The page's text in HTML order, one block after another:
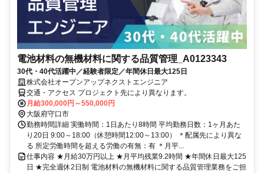
電池材料の無機材料に関する品質管理_A0123343
30代・40代活躍中／経験者限定／年間休日最大125日
株式会社オープンアップネクストエンジニア
交通・アクセス プロジェクト先により異なります。
月給300,000円～550,000円
大阪府守口市
勤務時間詳細 実働時間：1日あたり8時間 平均勤務日数：1ヶ月あた
り20日 9:00～18:00（休憩時間12:00～13:00） ＊配属先により異な
る 所定労働時間を超える労働の有無：有 ＊月平...
仕事内容 ★月給30万円以上 ★月平均残業9.2時間 ★年間休日最大125
日 ★完全週休2日制 電池材料の無機材料に関する品質管理業務をご担